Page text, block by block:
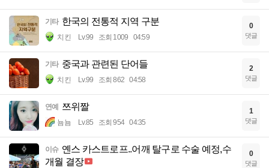
기타 한국의 전통적 지역 구분
치킨 Lv.99 조회 1009 04:59
0
댓글
기타 중국과 관련된 단어들
치킨 Lv.99 조회 862 04:58
2
댓글
연예 쯔위짤
뇸뇸 Lv.85 조회 954 04:35
1
댓글
이슈 옌스 카스트로프..어깨 탈구로 수술 예정,수
개월 결장
0
댓글